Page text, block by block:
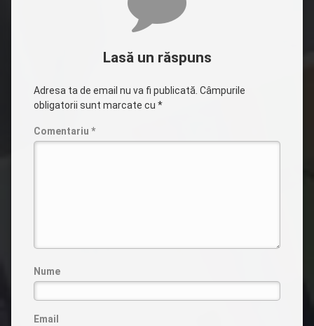
Lasă un răspuns
Adresa ta de email nu va fi publicată. Câmpurile
obligatorii sunt marcate cu *
Comentariu *
Nume
Email